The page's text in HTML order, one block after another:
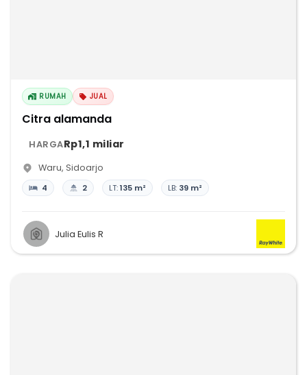
RUMAH JUAL
Citra alamanda
HARGARp1,1 miliar
Waru, Sidoarjo
4 2 LT:135 m² LB: 39 m²
Julia Eulis R